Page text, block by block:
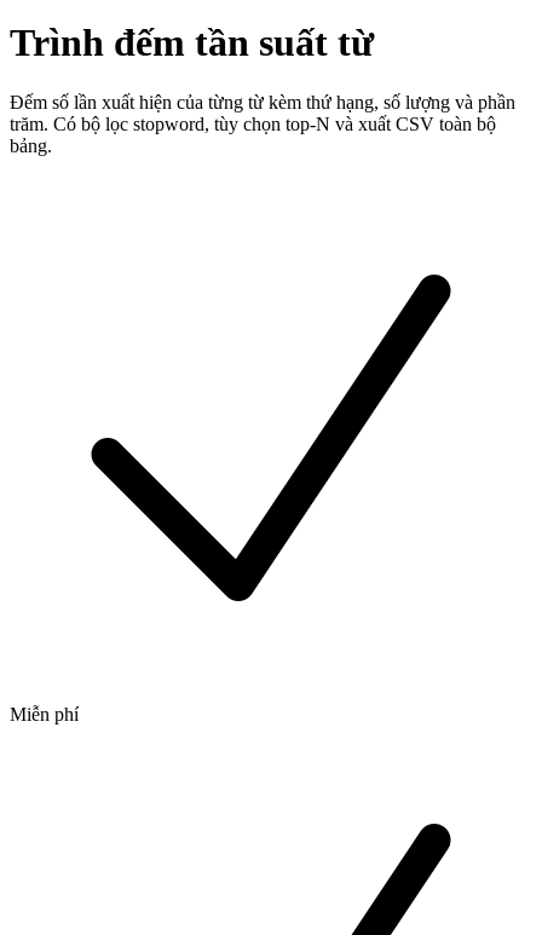
Trình đếm tần suất từ
Đếm số lần xuất hiện của từng từ kèm thứ hạng, số lượng và phần
trăm. Có bộ lọc stopword, tùy chọn top-N và xuất CSV toàn bộ
bảng.
Miễn phí